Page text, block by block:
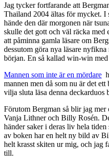
Jag tycker fortfarande att
Thailand 2004 ältas för mycket. I
hände den där morgonen när
skulle det gott och väl räcka
att påminna gamla läsare om
dessutom göra nya läsare
början. En så kallad win-win med
Mannen som inte är en mördare
mannen men då som nu är det
vilja sluta läsa denna deckarduos
Förutom Bergman så blir jag
Vanja Lithner och Billy Rosén.
händer saker i deras liv hela
av boken har en helt ny bild av
helt krasst skiten ur mig, och jag
till.